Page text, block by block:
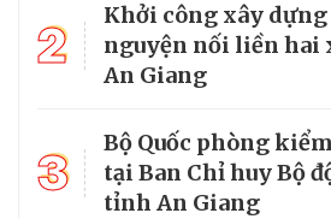
2
Khởi công xây
nguyện nối liền hai
An Giang
3
Bộ Quốc phòng
tại Ban Chỉ huy Bộ
tỉnh An Giang